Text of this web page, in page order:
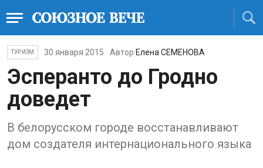
ТУРИЗМ 30 января 2015 Автор Елена СЕМЕНОВА
Эсперанто до Гродно
доведет
В белорусском городе восстанавливают
дом создателя интернационального языка